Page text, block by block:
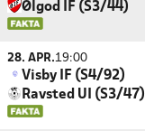
Ølgod IF (S3/44)
28. APR.19:00
Visby IF (S4/92)
Ravsted UI (S3/47)